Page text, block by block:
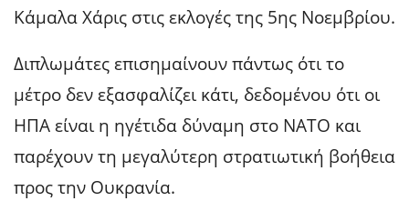
Κάμαλα Χάρις στις εκλογές της 5ης Νοεμβρίου.
Διπλωμάτες επισημαίνουν πάντως ότι το
μέτρο δεν εξασφαλίζει κάτι, δεδομένου ότι οι
ΗΠΑ είναι η ηγέτιδα δύναμη στο ΝΑΤΟ και
παρέχουν τη μεγαλύτερη στρατιωτική βοήθεια
προς την Ουκρανία.